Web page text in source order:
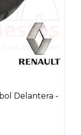
Delantera -